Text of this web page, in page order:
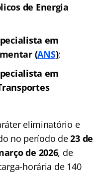
de Energia
em
(ANS);
em
eliminatório e
no período de23 de
de 2026, de
horária de 140